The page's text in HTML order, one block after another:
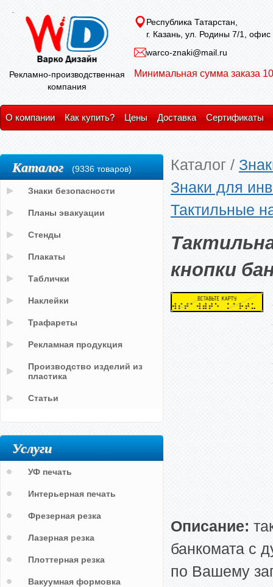
Рекламно-производственная
компания
Республика Татарстан,
г. Казань, ул. Родины 7/1, офис
warco-znaki@mail.ru
Минимальная сумма заказа
О компании Как купить? Цены Доставка Сертификаты
Каталог /
Знаки для
Тактильные
кнопки
Описание:
банкомата с
по Вашему
Каталог (9336 товаров)
Знаки безопасности
Планы эвакуации
Стенды
Плакаты
Таблички
Наклейки
Трафареты
Рекламная продукция
Производство изделий из
пластика
Статьи
Услуги
УФ печать
Интерьерная печать
Фрезерная резка
Лазерная резка
Плоттерная резка
Вакуумная формовка